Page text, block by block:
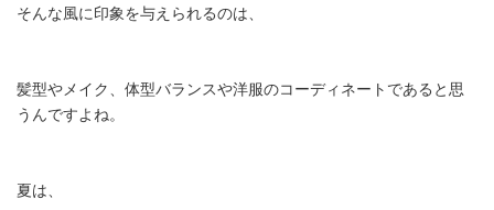
そんな風に印象を与えられるのは、
髪型やメイク、体型バランスや洋服のコーディネートであると思
うんですよね。
夏は、